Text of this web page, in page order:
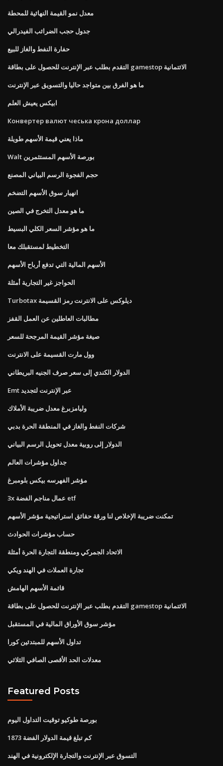
معدل نمو القيمة النهائية للمحطة
جدول حجب الضرائب الفيدرالي
حفارة النفط والغاز للبيع
التقدم بطلب عبر الإنترنت للحصول على بطاقة gamestop الائتمانية
ما هو الفرق بين متواجد حاليا والتسويق عبر الإنترنت
ابيكس يعيش العلم
Конвертер валют чеська крона доллар
ماذا يعني قيمة الأسهم طويلة
Walt بورصة الأسهم المستثمرين
حجم الفجوة الرسم البياني المصنع
انهيار سوق الأسهم التضخم
ما هو معدل التخرج في الصين
ما هو مؤشر السعر الكلي البسيط
التخطيط لمستقبلك معا
الأسهم المالية التي تدفع أرباح الأسهم
الحواجز غير التجارية أمثلة
Turbotax ديلوكس على الانترنت رمز القسيمة
مطالبات العاطلين عن العمل القفز
صيغة مؤشر القيمة المرجحة للسعر
وول مارت القسيمة على الانترنت
الدولار الكندي إلى سعر صرف الجنيه البريطاني
Emt عبر الإنترنت لتجديد
وليامزبرغ معدل ضريبة الأملاك
شركات النفط والغاز في المنطقة الحرة بدبي
الدولار إلى روبية معدل تحويل الرسم البياني
جداول مؤشرات العالم
مؤشر الفهرسه بيكس بلومبرغ
3x عمال مناجم الفضة etf
تمكنت ضريبة الإخلاص لنا ورقة حقائق استراتيجية مؤشر الأسهم
حساب مؤشرات الحوادث
الاتحاد الجمركي ومنطقة التجارة الحرة أمثلة
تجارة العملات في الهند ويكي
قائمة الأسهم الهامش
التقدم بطلب عبر الإنترنت للحصول على بطاقة gamestop الائتمانية
مؤشر سوق الأوراق المالية في المستقبل
تداول الأسهم للمبتدئين كورا
معدلات الحد الأقصى الصافي الثلاثي
Featured Posts
بورصة طوكيو توقيت التداول اليوم
كم تبلغ قيمة الدولار الفضة 1873
التسوق عبر الإنترنت والتجارة الإلكترونية في الهند